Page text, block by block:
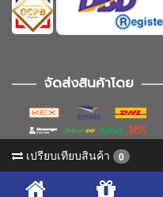
จัดส่งสินค้าโดย
ช่องท
เปรียบเทียบสินค้า 0